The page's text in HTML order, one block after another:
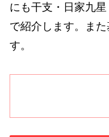
にも干支・日家九
で紹介します。ま
す。